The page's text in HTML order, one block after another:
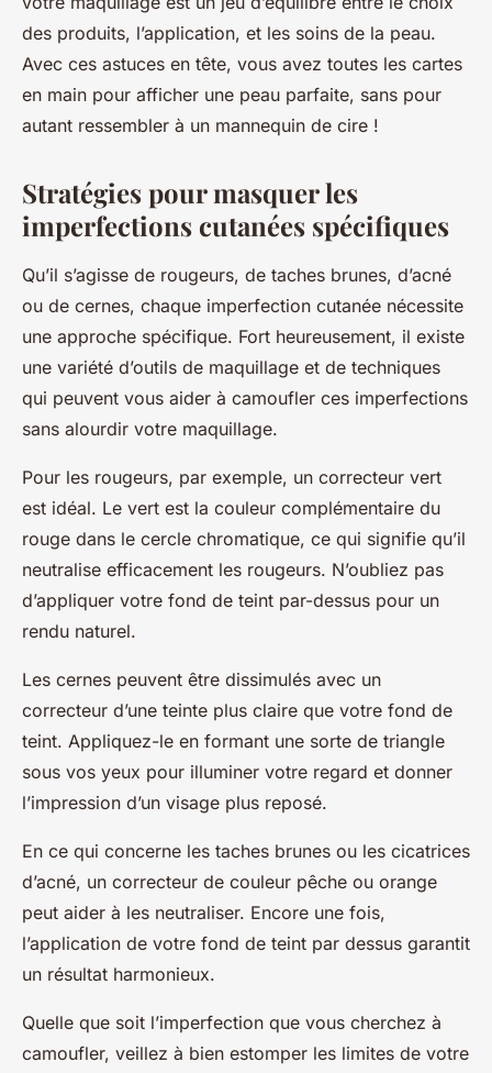
des produits, l’application, et les soins de la peau.
Avec ces astuces en tête, vous avez toutes les cartes
en main pour afficher une peau parfaite, sans pour
autant ressembler à un mannequin de cire !
Stratégies pour masquer les
imperfections cutanées spécifiques
Qu’il s’agisse de rougeurs, de taches brunes, d’acné
ou de cernes, chaque imperfection cutanée nécessite
une approche spécifique. Fort heureusement, il existe
une variété d’outils de maquillage et de techniques
qui peuvent vous aider à camoufler ces imperfections
sans alourdir votre maquillage.
Pour les rougeurs, par exemple, un correcteur vert
est idéal. Le vert est la couleur complémentaire du
rouge dans le cercle chromatique, ce qui signifie qu’il
neutralise efficacement les rougeurs. N’oubliez pas
d’appliquer votre fond de teint par-dessus pour un
rendu naturel.
Les cernes peuvent être dissimulés avec un
correcteur d’une teinte plus claire que votre fond de
teint. Appliquez-le en formant une sorte de triangle
sous vos yeux pour illuminer votre regard et donner
l’impression d’un visage plus reposé.
En ce qui concerne les taches brunes ou les cicatrices
d’acné, un correcteur de couleur pêche ou orange
peut aider à les neutraliser. Encore une fois,
l’application de votre fond de teint par dessus garantit
un résultat harmonieux.
Quelle que soit l’imperfection que vous cherchez à
camoufler, veillez à bien estomper les limites de votre